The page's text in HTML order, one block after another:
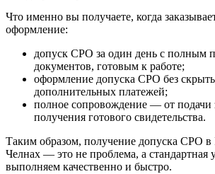
Что именно вы получаете, когда
оформление:
допуск СРО за один день с полным
документов, готовым к работе;
оформление допуска СРО без
дополнительных платежей;
полное сопровождение — от подачи
получения готового свидетельства.
Таким образом, получение допуска СРО
Челнах — это не проблема, а стандартная
выполняем качественно и быстро.